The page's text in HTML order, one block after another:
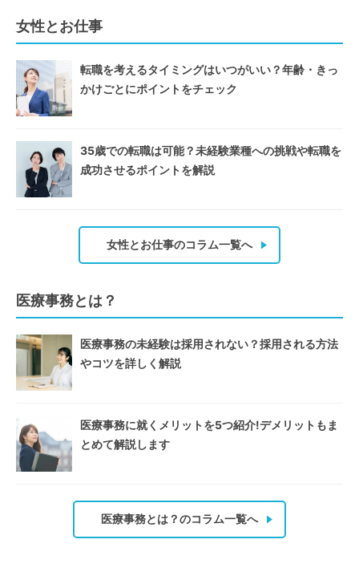
女性とお仕事
転職を考えるタイミングはいつがいい？年齢・きっ
かけごとにポイントをチェック
35歳での転職は可能？未経験業種への挑戦や転職を
成功させるポイントを解説
女性とお仕事のコラム一覧へ
医療事務とは？
医療事務の未経験は採用されない？採用される方法
やコツを詳しく解説
医療事務に就くメリットを5つ紹介!デメリットもま
とめて解説します
医療事務とは？のコラム一覧へ